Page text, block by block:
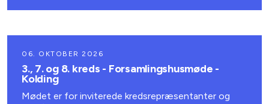
06. OKTOBER 2026
3., 7. og 8. kreds - Forsamlingshusmøde -
Kolding
Mødet er for inviterede kredsrepræsentanter og